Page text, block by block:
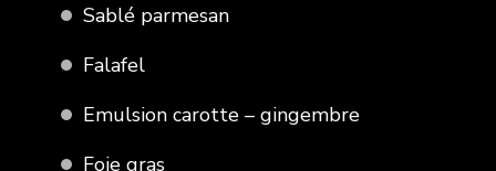
Sablé parmesan
Falafel
Emulsion carotte – gingembre
Foie gras